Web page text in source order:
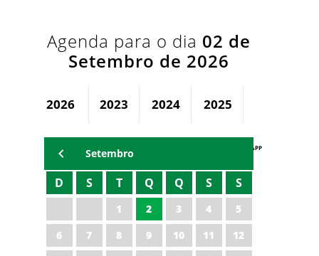
Agenda para o dia 02 de
Setembro de 2026
2026 2023 2024 2025
AGENDA PAPP
Setembro
D S T Q Q S S
1 2 3 4
5
6
7 8 9 10 11
12